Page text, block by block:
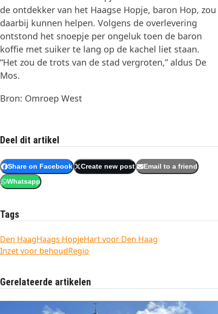
de ontdekker van het Haagse Hopje, baron Hop, zou
daarbij kunnen helpen. Volgens de overlevering
ontstond het snoepje per ongeluk toen de baron
koffie met suiker te lang op de kachel liet staan.
“Het zou de trots van de stad vergroten,” aldus De
Mos.
Bron: Omroep West
Deel dit artikel
Share on Facebook Create new post Email to a friend
Whatsapp
Tags
Den HaagHaags HopjeHart voor Den Haag
Inzet voor behoudRegio
Gerelateerde artikelen